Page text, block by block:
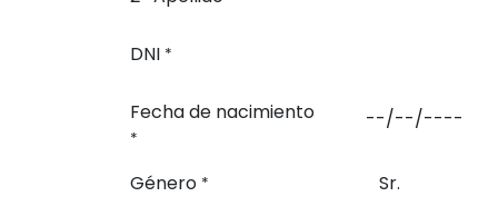
DNI *
Fecha de nacimiento
*
Género *
Sr.